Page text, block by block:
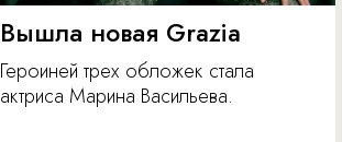
Вышла новая Grazia
Героиней трех обложек стала
актриса Марина Васильева.